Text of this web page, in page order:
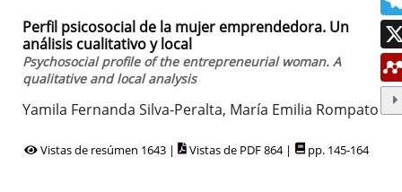
Perfil psicosocial de la mujer emprendedora. Un
análisis cualitativo y local
Psychosocial profile of the entrepreneurial woman. A
qualitative and local analysis
Yamila Fernanda Silva-Peralta, María Emilia Rompato
Vistas de resúmen 1643 | Vistas de PDF 864 | pp. 145-164